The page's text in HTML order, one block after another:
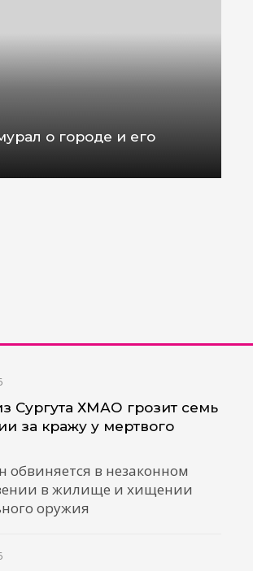
о городе и его
Сургута ХМАО грозит семь
за кражу у мертвого
в незаконном
в жилище и хищении
оружия